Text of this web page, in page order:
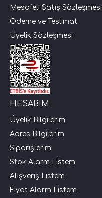
Mesafeli Satış Sözleşmesi
Ödeme ve Teslimat
Üyelik Sözleşmesi
HESABIM
Üyelik Bilgilerim
Adres Bilgilerim
Siparişlerim
Stok Alarm Listem
Alışveriş Listem
Fiyat Alarm Listem